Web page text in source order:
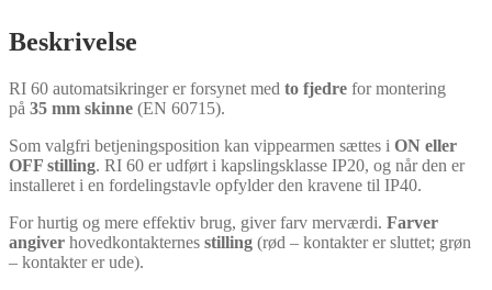
Beskrivelse
RI 60 automatsikringer er forsynet med to fjedre for montering
på 35 mm skinne (EN 60715).
Som valgfri betjeningsposition kan vippearmen sættes i ON eller
OFF stilling. RI 60 er udført i kapslingsklasse IP20, og når den er
installeret i en fordelingstavle opfylder den kravene til IP40.
For hurtig og mere effektiv brug, giver farv merværdi. Farver
angiver ​​hovedkontakternes stilling (rød – kontakter er sluttet; grøn
– kontakter er ude).